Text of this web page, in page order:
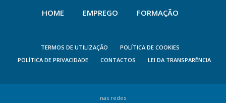
HOME EMPREGO FORMAÇÃO
TERMOS DE UTILIZAÇÃO
POLÍTICA DE COOKIES
POLÍTICA DE PRIVACIDADE
CONTACTOS LEI DA TRANSPARÊNCIA
nas redes